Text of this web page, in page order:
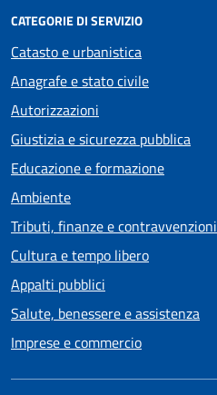
CATEGORIE DI SERVIZIO
Catasto e urbanistica
Anagrafe e stato civile
Autorizzazioni
Giustizia e sicurezza pubblica
Educazione e formazione
Ambiente
Tributi, finanze e contravvenzioni
Cultura e tempo libero
Appalti pubblici
Salute, benessere e assistenza
Imprese e commercio